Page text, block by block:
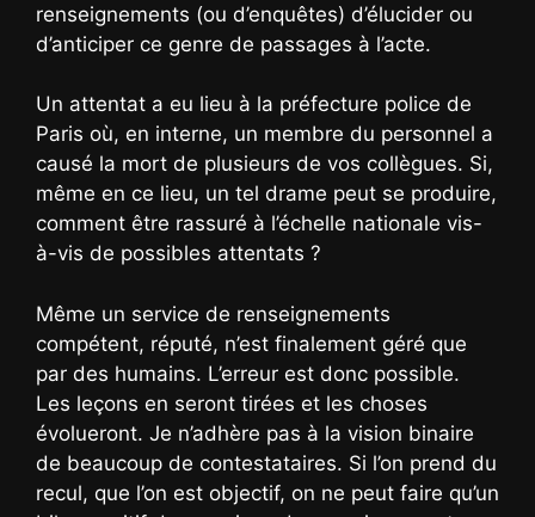
renseignements (ou d’enquêtes) d’élucider ou
d’anticiper ce genre de passages à l’acte.
Un attentat a eu lieu à la préfecture police de
Paris où, en interne, un membre du personnel a
causé la mort de plusieurs de vos collègues. Si,
même en ce lieu, un tel drame peut se produire,
comment être rassuré à l’échelle nationale vis-
à-vis de possibles attentats ?
Même un service de renseignements
compétent, réputé, n’est finalement géré que
par des humains. L’erreur est donc possible.
Les leçons en seront tirées et les choses
évolueront. Je n’adhère pas à la vision binaire
de beaucoup de contestataires. Si l’on prend du
recul, que l’on est objectif, on ne peut faire qu’un